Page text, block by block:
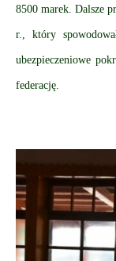
8500 marek. Dalsze
r., który
ubezpieczeniowe
federację.